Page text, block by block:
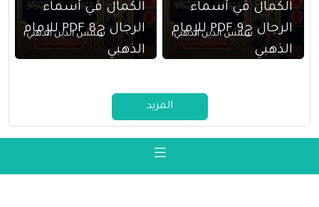
الكمال في أسماء
الرجال ج9 PDF للإمام
الذهبي
شمس الدين الذهبي
الكمال في أسماء
الرجال ج8 PDF للإمام
الذهبي
شمس الدين الذهبي
المزيد